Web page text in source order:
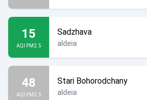
15
AQI PM2.5
Sadzhava
aldeia
48
AQI PM2.5
Stari Bohorodchany
aldeia